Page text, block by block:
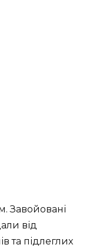
Завойовані
від
та підлеглих